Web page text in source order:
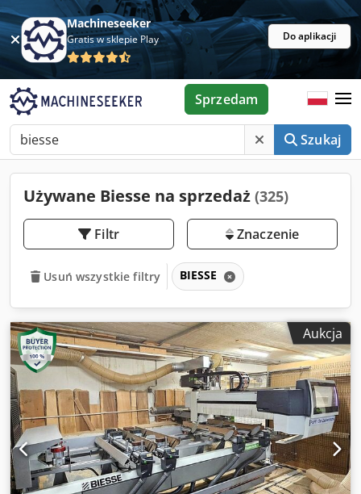
Machineseeker
Gratis w sklepie Play Do aplikacji
Szukaj
Sprzedam
Używane Biesse na sprzedaż (325)
Filtr Znaczenie
Usuń wszystkie filtry BIESSE
Aukcja